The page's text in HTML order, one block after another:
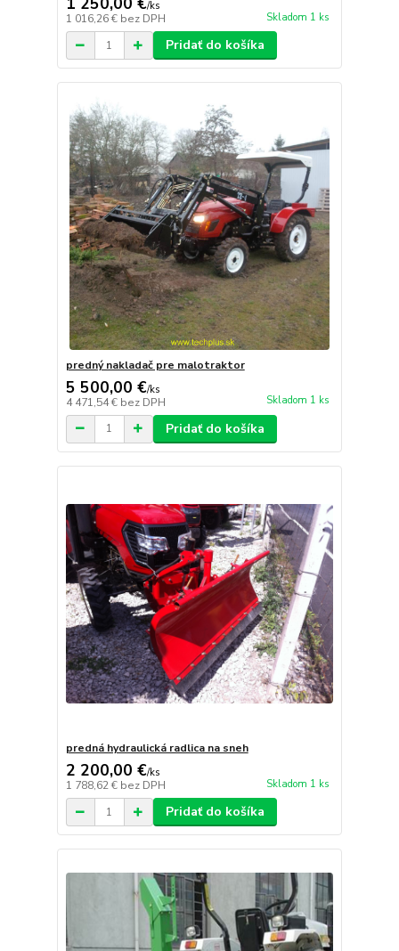
/ks
1 016,26 € bez DPH Skladom 1 ks
Pridať do košíka
predný nakladač pre malotraktor
5 500,00 €/ks
4 471,54 € bez DPH Skladom 1 ks
Pridať do košíka
predná hydraulická radlica na sneh
2 200,00 €/ks
1 788,62 € bez DPH Skladom 1 ks
Pridať do košíka